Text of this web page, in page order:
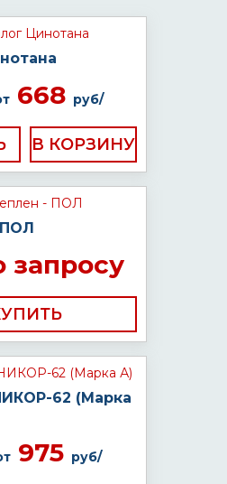
668 руб/
запросу
62 (Марка
975 руб/